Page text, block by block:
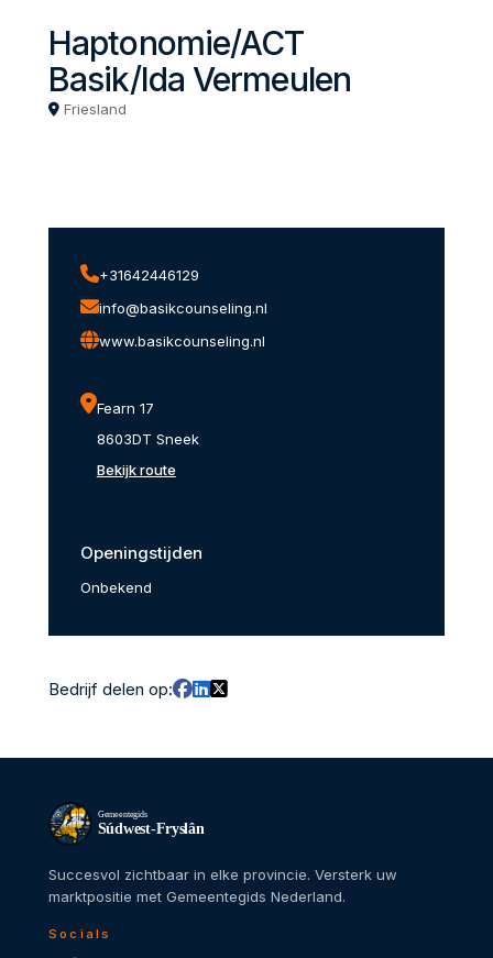
Haptonomie/ACT
Basik/Ida Vermeulen
Friesland
+31642446129
info@basikcounseling.nl
www.basikcounseling.nl
Fearn 17
8603DT Sneek
Bekijk route
Openingstijden
Onbekend
Bedrijf delen op:
Gemeentegids
Súdwest-Fryslân
Succesvol zichtbaar in elke provincie. Versterk uw
marktpositie met Gemeentegids Nederland.
Socials